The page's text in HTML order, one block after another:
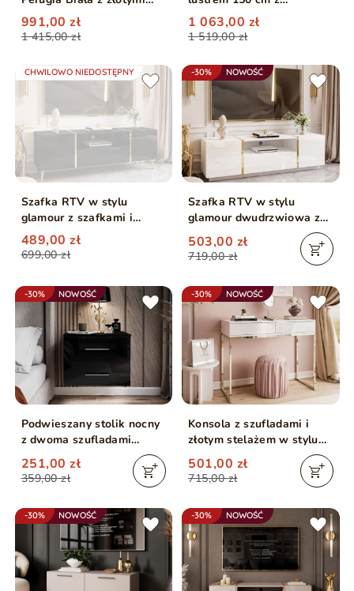
uchwytami
1 415,00 zł
991,00 zł
oświetleniem LED Portel
Biała
1 519,00 zł
1 063,00 zł
CHWILOWO NIEDOSTĘPNY
Szafka RTV w stylu
glamour z szafkami i
szufladą Lunelie czarny
połysk
699,00 zł
489,00 zł
-30% NOWOŚĆ
Szafka RTV w stylu
glamour dwudrzwiowa z
szufladą Lunelie biały
połysk
719,00 zł
503,00 zł
-30% NOWOŚĆ
Podwieszany stolik nocny
z dwoma szufladami
Nuveo Czarny połysk
359,00 zł
251,00 zł
-30% NOWOŚĆ
Konsola z szufladami i
złotym stelażem w stylu
glamour Brisa biały połysk
715,00 zł
501,00 zł
-30% NOWOŚĆ -30% NOWOŚĆ